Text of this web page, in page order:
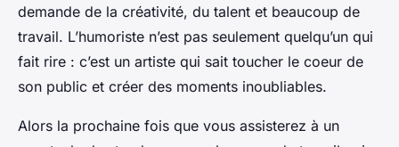
demande de la créativité, du talent et beaucoup de
travail. L’humoriste n’est pas seulement quelqu’un qui
fait rire : c’est un artiste qui sait toucher le coeur de
son public et créer des moments inoubliables.
Alors la prochaine fois que vous assisterez à un